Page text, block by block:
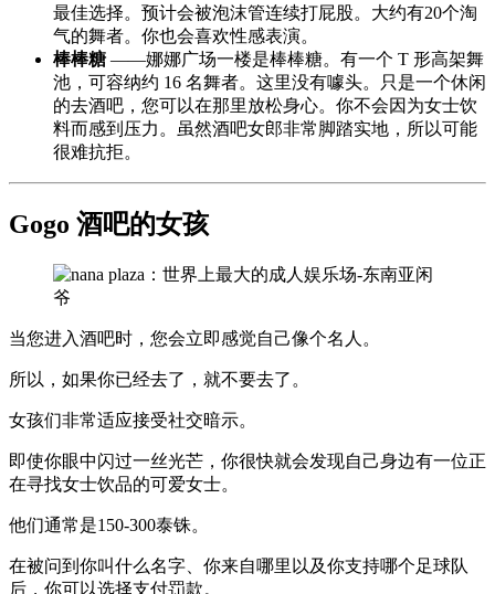
最佳选择。预计会被泡沫管连续打屁股。大约有20个淘
气的舞者。你也会喜欢性感表演。
棒棒糖 ——娜娜广场一楼是棒棒糖。有一个 T 形高架舞
池，可容纳约 16 名舞者。这里没有噱头。只是一个休闲
的去酒吧，您可以在那里放松身心。你不会因为女士饮
料而感到压力。虽然酒吧女郎非常脚踏实地，所以可能
很难抗拒。
Gogo 酒吧的女孩
当您进入酒吧时，您会立即感觉自己像个名人。
所以，如果你已经去了，就不要去了。
女孩们非常适应接受社交暗示。
即使你眼中闪过一丝光芒，你很快就会发现自己身边有一位正
在寻找女士饮品的可爱女士。
他们通常是150-300泰铢。
在被问到你叫什么名字、你来自哪里以及你支持哪个足球队
后，你可以选择支付罚款。